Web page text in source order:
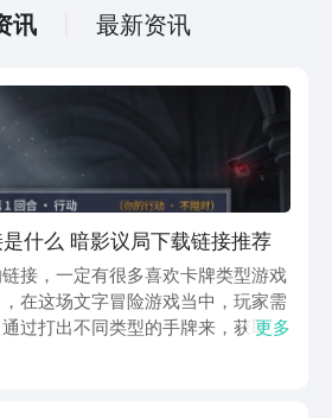
讯 最新资讯
什么 暗影议局下载链接推荐
接，一定有很多喜欢卡牌类型游戏
在这场文字冒险游戏当中，玩家需
过打出不同类型的手牌来，获取他
就给大家介绍一下，这款游戏最新
更多